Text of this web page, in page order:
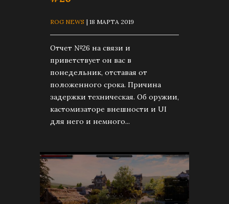
ROG NEWS | 18 МАРТА 2019
Отчет №26 на связи и
приветствует он вас в
понедельник, отставая от
положенного срока. Причина
задержки техническая. Об оружии,
кастомизаторе внешности и UI
для него и немного...